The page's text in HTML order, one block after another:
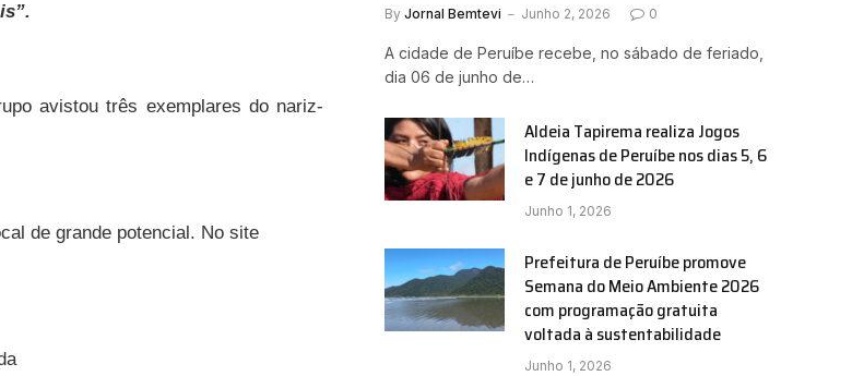
avistou três exemplares do nariz-
de grande potencial. No site
By Jornal Bemtevi Junho 2, 2026 0
A cidade de Peruíbe recebe, no sábado de feriado,
dia 06 de junho de…
Aldeia Tapirema realiza Jogos
Indígenas de Peruíbe nos dias 5, 6
e 7 de junho de 2026
Junho 1, 2026
Prefeitura de Peruíbe promove
Semana do Meio Ambiente 2026
com programação gratuita
voltada à sustentabilidade
Junho 1, 2026